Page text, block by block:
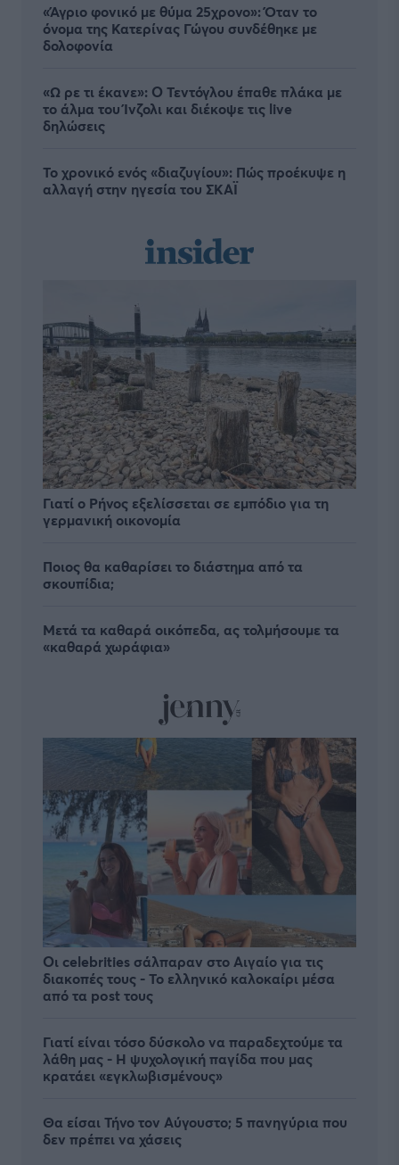
«Άγριο φονικό με θύμα 25χρονο»: Όταν το
όνομα της Κατερίνας Γώγου συνδέθηκε με
δολοφονία
«Ω ρε τι έκανε»: Ο Τεντόγλου έπαθε πλάκα με
το άλμα του Ίνζολι και διέκοψε τις live
δηλώσεις
Το χρονικό ενός «διαζυγίου»: Πώς προέκυψε η
αλλαγή στην ηγεσία του ΣΚΑΪ
Γιατί ο Ρήνος εξελίσσεται σε εμπόδιο για τη
γερμανική οικονομία
Ποιος θα καθαρίσει το διάστημα από τα
σκουπίδια;
Μετά τα καθαρά οικόπεδα, ας τολμήσουμε τα
«καθαρά χωράφια»
Οι celebrities σάλπαραν στο Αιγαίο για τις
διακοπές τους - Το ελληνικό καλοκαίρι μέσα
από τα post τους
Γιατί είναι τόσο δύσκολο να παραδεχτούμε τα
λάθη μας - Η ψυχολογική παγίδα που μας
κρατάει «εγκλωβισμένους»
Θα είσαι Τήνο τον Αύγουστο; 5 πανηγύρια που
δεν πρέπει να χάσεις